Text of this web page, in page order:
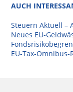
AUCH
Steuern Aktuell –
Neues EU-
EU-Tax-